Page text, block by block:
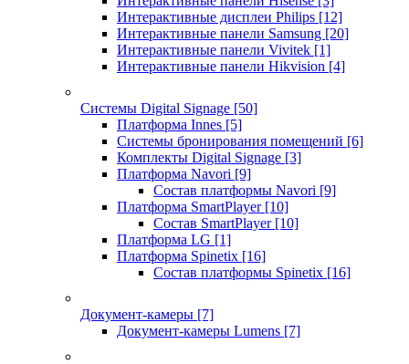
Интерактивные дисплеи Philips [12]
Интерактивные панели Samsung [20]
Интерактивные панели Vivitek [1]
Интерактивные панели Hikvision [4]
Системы Digital Signage [50]
Платформа Innes [5]
Системы бронирования помещений [6]
Комплекты Digital Signage [3]
Платформа Navori [9]
Состав платформы Navori [9]
Платформа SmartPlayer [10]
Состав SmartPlayer [10]
Платформа LG [1]
Платформа Spinetix [16]
Состав платформы Spinetix [16]
Документ-камеры [7]
Документ-камеры Lumens [7]